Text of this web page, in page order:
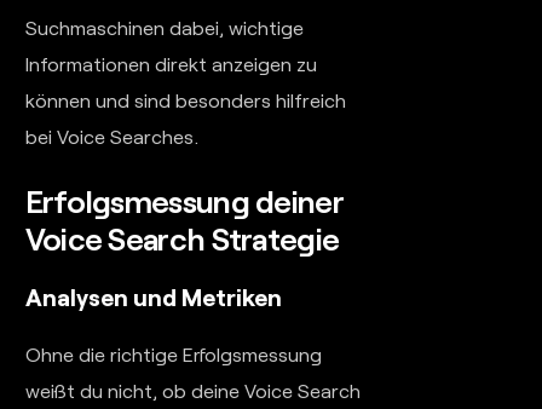
Suchmaschinen dabei, wichtige
Informationen direkt anzeigen zu
können und sind besonders hilfreich
bei Voice Searches.
Erfolgsmessung deiner
Voice Search Strategie
Analysen und Metriken
Ohne die richtige Erfolgsmessung
weißt du nicht, ob deine Voice Search